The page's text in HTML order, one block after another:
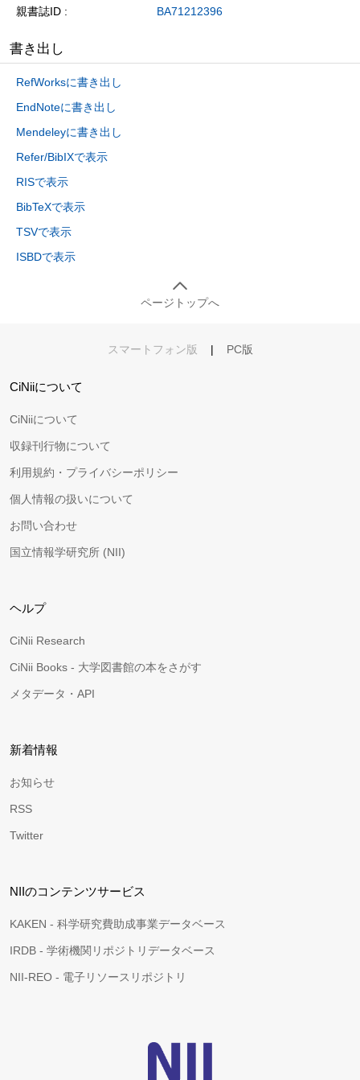
親書誌ID BA71212396
書き出し
RefWorksに書き出し
EndNoteに書き出し
Mendeleyに書き出し
Refer/BibIXで表示
RISで表示
BibTeXで表示
TSVで表示
ISBDで表示
ページトップへ
スマートフォン版 | PC版
CiNiiについて
CiNiiについて
収録刊行物について
利用規約・プライバシーポリシー
個人情報の扱いについて
お問い合わせ
国立情報学研究所 (NII)
ヘルプ
CiNii Research
CiNii Books - 大学図書館の本をさがす
メタデータ・API
新着情報
お知らせ
RSS
Twitter
NIIのコンテンツサービス
KAKEN - 科学研究費助成事業データベース
IRDB - 学術機関リポジトリデータベース
NII-REO - 電子リソースリポジトリ